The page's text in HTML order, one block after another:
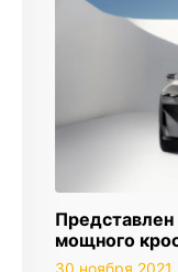
мощного
30 ноября 2021